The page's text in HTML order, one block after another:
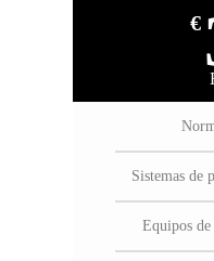
€
Sistemas de
Equipos